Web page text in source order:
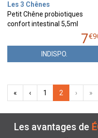
Les 3 Chênes
Petit Chêne probiotiques
confort intestinal 5,5ml
7€
INDISPO.
« ‹ 1 2 › »
Les avantages de